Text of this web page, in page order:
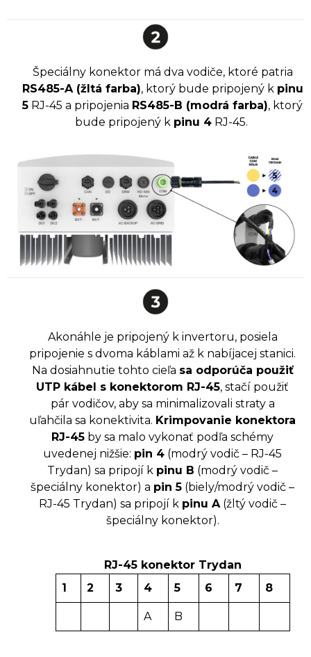
Špeciálny konektor má dva vodiče, ktoré patria
RS485-A (žltá farba), ktorý bude pripojený k pinu
5 RJ-45 a pripojenia RS485-B (modrá farba), ktorý
bude pripojený k pinu 4RJ-45.
Akonáhle je pripojený k invertoru, posiela
pripojenie s dvoma káblami až k nabíjacej stanici.
Na dosiahnutie tohto cieľa sa odporúča použiť
UTP kábel s konektorom RJ-45, stačí použiť
pár vodičov, aby sa minimalizovali straty a
uľahčila sa konektivita. Krimpovanie konektora
RJ-45 by sa malo vykonať podľa schémy
uvedenej nižšie: pin 4 (modrý vodič – RJ-45
Trydan) sa pripojí k pinu B (modrý vodič –
špeciálny konektor) a pin 5 (biely/modrý vodič –
RJ-45 Trydan) sa pripojí k pinu A(žltý vodič –
špeciálny konektor).
RJ-45 konektor Trydan
1
2 3 4 5 6 7 8
A B